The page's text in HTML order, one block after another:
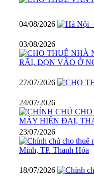
04/08/2026
03/08/2026
27/07/2026
24/07/2026
23/07/2026
18/07/2026